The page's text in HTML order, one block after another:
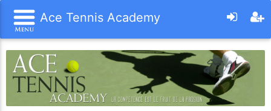
Ace Tennis Academy